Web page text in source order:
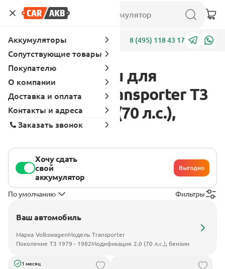
Адреса 8 (495) 118 43 17
Аккумуляторы для
Volkswagen Transporter T3
1979 - 1982 2.0 (70 л.с.),
бензин
Хочу сдать
свой
аккумулятор
Выгодно
По умолчанию Фильтры
Ваш автомобиль
Марка VolkswagenМодель Transporter
Поколение T3 1979 - 1982Модификация 2.0 (70 л.с.), бензин
1 месяц
Аккумуляторы
Сопутствующие товары
Покупателю
О компании
Доставка и оплата
Контакты и адреса
Заказать звонок